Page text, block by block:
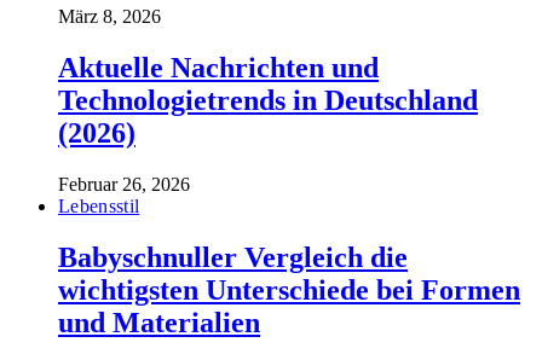
März 8, 2026
Aktuelle Nachrichten und
Technologietrends in Deutschland
(2026)
Februar 26, 2026
Lebensstil
Babyschnuller Vergleich die
wichtigsten Unterschiede bei Formen
und Materialien